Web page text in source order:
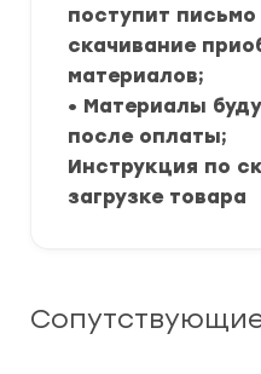
поступит
скачивание
материалов;
• Материалы
после оплаты;
Инструкция по
загрузке товара